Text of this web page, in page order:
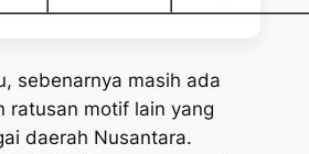
sebenarnya masih ada
ratusan motif lain yang
daerah Nusantara.